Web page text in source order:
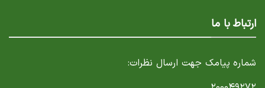
ارتباط با ما
شماره پیامک جهت ارسال نظرات: